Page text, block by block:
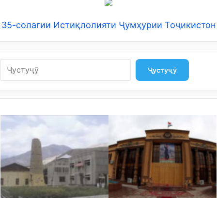
35-солагии Истиқлолияти Ҷумҳурии Тоҷикистон
Ҷустуҷӯ